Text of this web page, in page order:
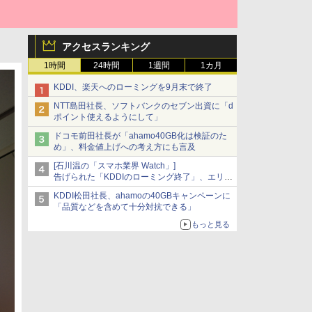
アクセスランキング
1時間 24時間 1週間 1カ月
KDDI、楽天へのローミングを9月末で終了
NTT島田社長、ソフトバンクのセブン出資に「d
ポイント使えるようにして」
ドコモ前田社長が「ahamo40GB化は検証のた
め」、料金値上げへの考え方にも言及
[石川温の「スマホ業界 Watch」]
告げられた「KDDIのローミング終了」、エリア
マップの落とし穴と楽天モバイルの課題
KDDI松田社長、ahamoの40GBキャンペーンに
「品質などを含めて十分対抗できる」
もっと見る